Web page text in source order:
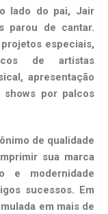
lado do pai, Jair
parou de cantar.
especiais,
de artistas
apresentação
shows por palcos
de qualidade
sua marca
e modernidade
sucessos. Em
em mais de